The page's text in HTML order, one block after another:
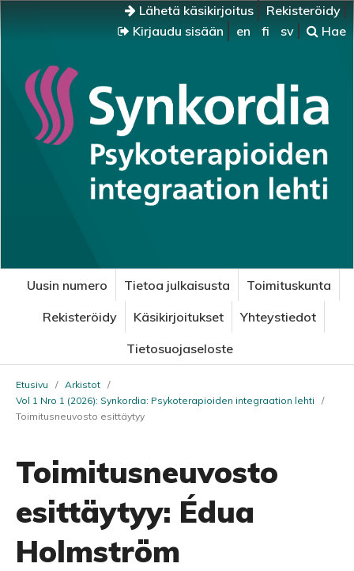
Lähetä käsikirjoitus
Rekisteröidy
Kirjaudu sisään
en fi sv Hae
Uusin numero Tietoa julkaisusta
Toimituskunta
Rekisteröidy
Käsikirjoitukset
Yhteystiedot
Tietosuojaseloste
Etusivu / Arkistot /
Vol 1 Nro 1 (2026): Synkordia: Psykoterapioiden integraation lehti
/
Toimitusneuvosto esittäytyy
Toimitusneuvosto
esittäytyy: Édua
Holmström